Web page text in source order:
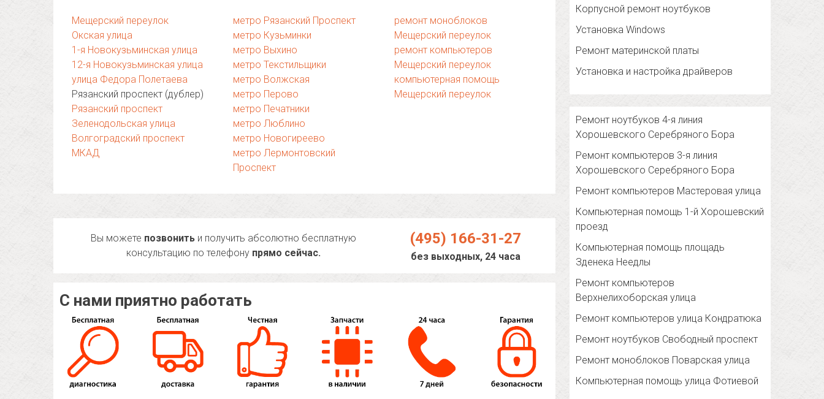
Мещерский переулок
Окская улица
1-я Новокузьминская улица
12-я Новокузьминская улица
улица Федора Полетаева
Рязанский проспект (дублер)
Рязанский проспект
Зеленодольская улица
Волгоградский проспект
МКАД
метро Рязанский Проспект
метро Кузьминки
метро Выхино
метро Текстильщики
метро Волжская
метро Перово
метро Печатники
метро Люблино
метро Новогиреево
метро Лермонтовский
Проспект
ремонт моноблоков
Мещерский переулок
ремонт компьютеров
Мещерский переулок
компьютерная помощь
Мещерский переулок
Вы можете позвонить и получить абсолютно бесплатную
консультацию по телефону прямо сейчас.
(495) 166-31-27
без выходных, 24 часа
С нами приятно работать
Корпусной ремонт ноутбуков
Установка Windows
Ремонт материнской платы
Установка и настройка драйверов
Ремонт ноутбуков 4-я линия
Хорошевского Серебряного Бора
Ремонт компьютеров 3-я линия
Хорошевского Серебряного Бора
Ремонт компьютеров Мастеровая улица
Компьютерная помощь 1-й Хорошевский
проезд
Компьютерная помощь площадь
Зденека Неедлы
Ремонт компьютеров
Верхнелихоборская улица
Ремонт компьютеров улица Кондратюка
Ремонт ноутбуков Свободный проспект
Ремонт моноблоков Поварская улица
Компьютерная помощь улица Фотиевой